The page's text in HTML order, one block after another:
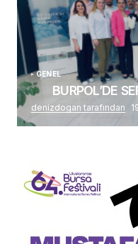
GENEL
BURPOL’DE
denizdogan tarafından